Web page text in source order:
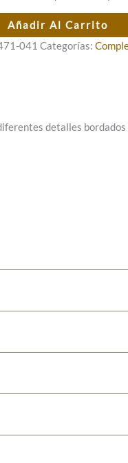
Añadir Al Carrito
041 Categorías:
detalles bordados